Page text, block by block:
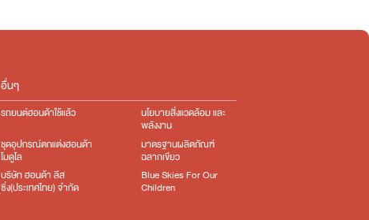
อื่นๆ
รถยนต์ฮอนด้าใช้แล้ว นโยบายสิ่งแวดล้อม และ
พลังงาน
ชุดอุปกรณ์ตกแต่ง​ฮอนด้า
โมดูโล
มาตรฐานผลิตภัณฑ์
ฉลากเขียว
บริษัท ฮอนด้า ลีส
ซิ่ง(ประเทศไทย) จำกัด
Blue Skies For Our
Children